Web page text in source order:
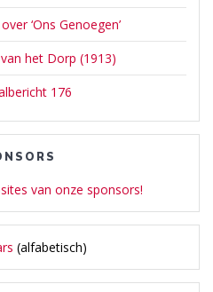
‘Ons Genoegen’
het Dorp (1913)
176
van onze sponsors!
(alfabetisch)